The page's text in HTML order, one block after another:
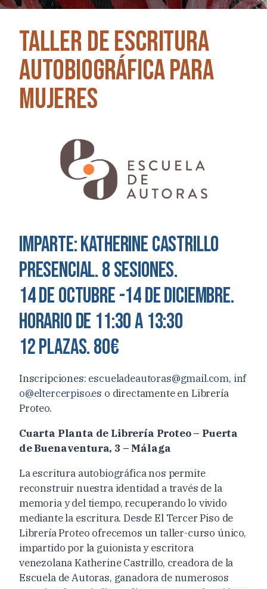
Taller de escritura
AUTObiográfica para
mujeres
Imparte: Katherine Castrillo
Presencial. 8 sesiones.
14 de octubre -14 de diciembre.
horario de 11:30 a 13:30
12 plazas. 80€
Inscripciones: escueladeautoras@gmail.com, inf
o@eltercerpiso.es o directamente en Librería
Proteo.
Cuarta Planta de Librería Proteo – Puerta
de Buenaventura, 3 – Málaga
La escritura autobiográfica nos permite
reconstruir nuestra identidad a través de la
memoria y del tiempo, recuperando lo vivido
mediante la escritura. Desde El Tercer Piso de
Librería Proteo ofrecemos un taller-curso único,
impartido por la guionista y escritora
venezolana Katherine Castrillo, creadora de la
Escuela de Autoras, ganadora de numerosos